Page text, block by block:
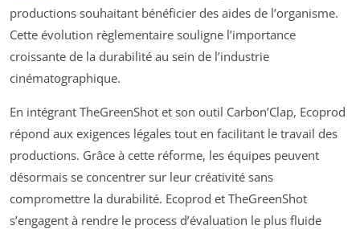
productions souhaitant bénéficier des aides de l’organisme.
Cette évolution règlementaire souligne l’importance
croissante de la durabilité au sein de l’industrie
cinématographique.
En intégrant TheGreenShot et son outil Carbon’Clap, Ecoprod
répond aux exigences légales tout en facilitant le travail des
productions. Grâce à cette réforme, les équipes peuvent
désormais se concentrer sur leur créativité sans
compromettre la durabilité. Ecoprod et TheGreenShot
s’engagent à rendre le process d’évaluation le plus fluide